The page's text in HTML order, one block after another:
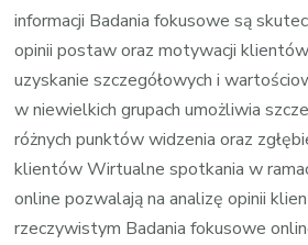
informacji Badania fokusowe są
opinii postaw oraz motywacji
uzyskanie szczegółowych i
w niewielkich grupach umożliwia
różnych punktów widzenia oraz
klientów Wirtualne spotkania w
online pozwalają na analizę opinii
rzeczywistym Badania fokusowe